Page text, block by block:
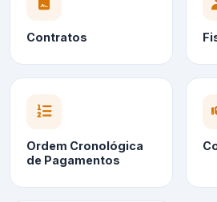
Contratos
Ordem Cronológica
de Pagamentos